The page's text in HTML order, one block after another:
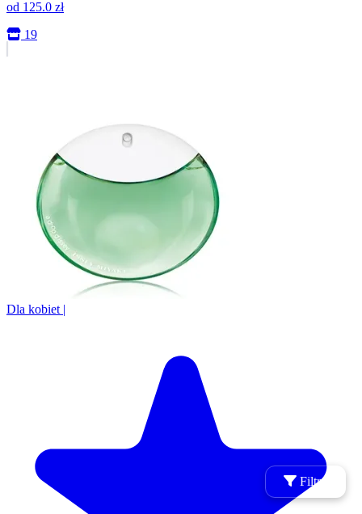
od 125.0 zł
19
Dla kobiet |
Filtry